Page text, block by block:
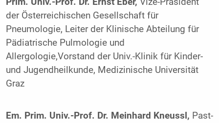
der Österreichischen Gesellschaft für
Pneumologie, Leiter der Klinische Abteilung für
Pädiatrische Pulmologie und
Allergologie,Vorstand der Univ.-Klinik für Kinder-
und Jugendheilkunde, Medizinische Universität
Graz
Em. Prim. Univ.-Prof. Dr. Meinhard Kneussl, Past-